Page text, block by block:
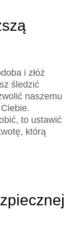
i złóż
śledzić
naszemu
to ustawić
którą